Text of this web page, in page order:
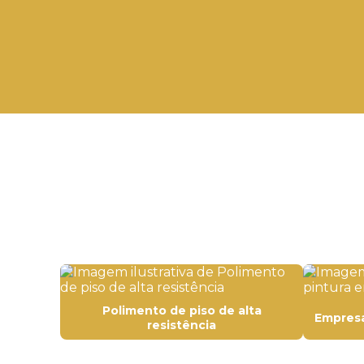
Polimento de piso de alta
resistência